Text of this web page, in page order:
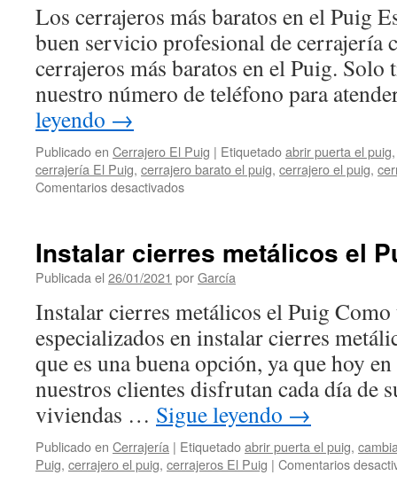
Los cerrajeros más baratos en el Puig
buen servicio profesional de cerrajería
cerrajeros más baratos en el Puig. Solo
nuestro número de teléfono para
leyendo →
Publicado en Cerrajero El Puig | Etiquetadoabrir puerta el puig
cerrajería El Puig, cerrajero barato el puig, cerrajero el puig,
Comentarios desactivadosen
baratos
en
Puig
Instalar cierres metálicos el
Publicada el 26/01/2021 porGarcía
Instalar cierres metálicos el Puig
especializados en instalar cierres
que es una buena opción, ya que hoy
nuestros clientes disfrutan cada día de
viviendas … Sigue leyendo →
Publicado en Cerrajería | Etiquetadoabrir puerta el puig,
Puig, cerrajero el puig, cerrajeros El Puig | Comentarios